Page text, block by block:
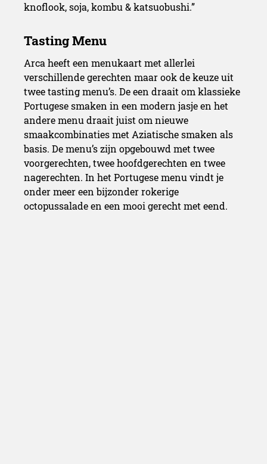
knoflook, soja, kombu & katsuobushi.”
Arca heeft een menukaart met allerlei
verschillende gerechten maar ook de keuze uit
twee tasting menu’s. De een draait om klassieke
Portugese smaken in een modern jasje en het
andere menu draait juist om nieuwe
smaakcombinaties met Aziatische smaken als
basis. De menu’s zijn opgebouwd met twee
voorgerechten, twee hoofdgerechten en twee
nagerechten. In het Portugese menu vindt je
onder meer een bijzonder rokerige
octopussalade en een mooi gerecht met eend.